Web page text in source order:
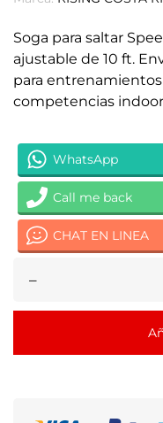
Soga para saltar
ajustable de 10 ft.
para
competencias
WhatsApp
Call me back
CHAT EN LINEA
–